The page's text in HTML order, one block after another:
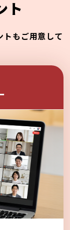
ト
トもご用意して